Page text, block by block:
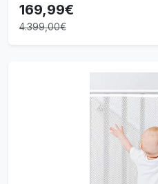
169,99€
4.399,00€